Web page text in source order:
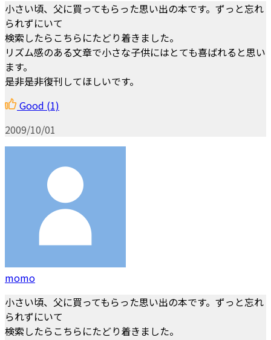
小さい頃、父に買ってもらった思い出の本です。ずっと忘れ
られずにいて
検索したらこちらにたどり着きました。
リズム感のある文章で小さな子供にはとても喜ばれると思い
ます。
是非是非復刊してほしいです。
Good (1)
2009/10/01
momo
小さい頃、父に買ってもらった思い出の本です。ずっと忘れ
られずにいて
検索したらこちらにたどり着きました。